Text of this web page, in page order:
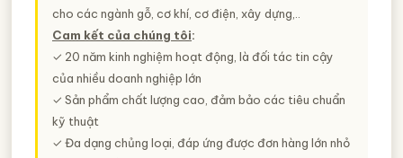
cho các ngành gỗ, cơ khí, cơ điện, xây dựng,..
Cam kết của chúng tôi:
✓ 20 năm kinh nghiệm hoạt động, là đối tác tin cậy
của nhiều doanh nghiệp lớn
✓ Sản phẩm chất lượng cao, đảm bảo các tiêu chuẩn
kỹ thuật
✓ Đa dạng chủng loại, đáp ứng được đơn hàng lớn nhỏ